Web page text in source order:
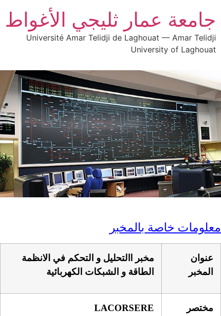
جامعة عمار ثليجي الأغواط
Université Amar Telidji de Laghouat — Amar Telidji
University of Laghouat
معلومات خاصة بالمخبر
عنوان
المخبر
مخبر االتحليل و التحكم في الانظمة
الطاقة و الشبكات الكهربائية
مختصر
LACORSERE